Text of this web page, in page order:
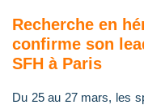
Recherche en
confirme son
SFH à Paris
Du 25 au 27 mars, les